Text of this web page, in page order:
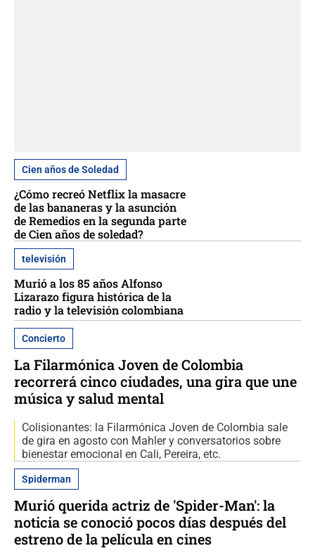
Cien años de Soledad
¿Cómo recreó Netflix la masacre
de las bananeras y la asunción
de Remedios en la segunda parte
de Cien años de soledad?
televisión
Murió a los 85 años Alfonso
Lizarazo figura histórica de la
radio y la televisión colombiana
Concierto
La Filarmónica Joven de Colombia
recorrerá cinco ciudades, una gira que une
música y salud mental
Colisionantes: la Filarmónica Joven de Colombia sale
de gira en agosto con Mahler y conversatorios sobre
bienestar emocional en Cali, Pereira, etc.
Spiderman
Murió querida actriz de 'Spider-Man': la
noticia se conoció pocos días después del
estreno de la película en cines